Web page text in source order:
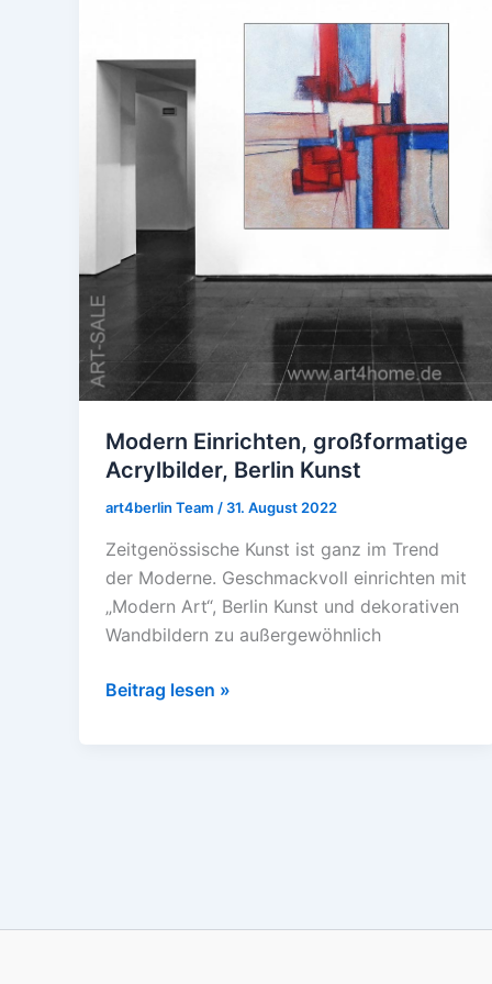
Modern Einrichten, großformatige
Acrylbilder, Berlin Kunst
art4berlin Team / 31. August 2022
Zeitgenössische Kunst ist ganz im Trend
der Moderne. Geschmackvoll einrichten mit
„Modern Art“, Berlin Kunst und dekorativen
Wandbildern zu außergewöhnlich
Acrylbilder,
Berlin
Kunst
Beitrag lesen »